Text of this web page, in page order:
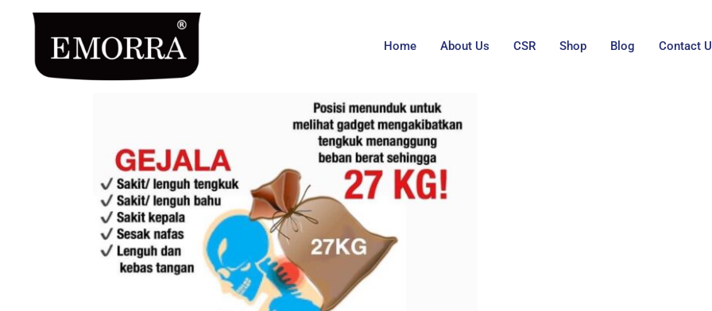
Home About Us CSR Shop Blog Contact